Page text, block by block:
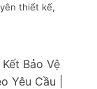
thiết kế,
Bảo Vệ
Yêu Cầu |